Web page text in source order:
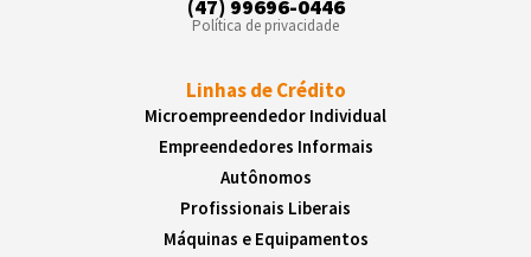
(47) 99696-0446
Política de privacidade
Linhas de Crédito
Microempreendedor Individual
Empreendedores Informais
Autônomos
Profissionais Liberais
Máquinas e Equipamentos